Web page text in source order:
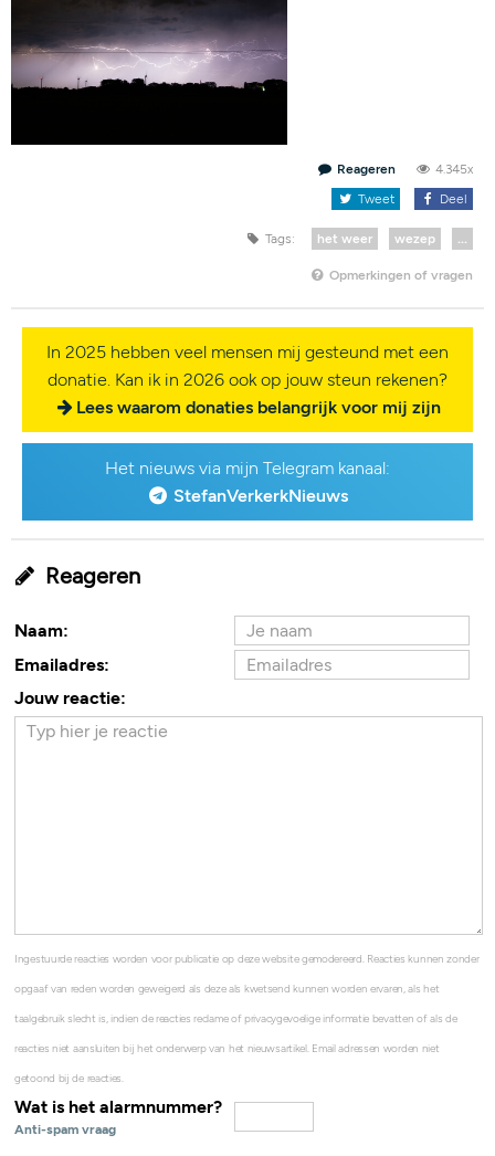
Reageren
4.345x
Tweet
Deel
Tags: het weer wezep ...
Opmerkingen of vragen
In 2025 hebben veel mensen mij gesteund met een
donatie. Kan ik in 2026 ook op jouw steun rekenen?
Lees waarom donaties belangrijk voor mij zijn
Het nieuws via mijn Telegram kanaal:
StefanVerkerkNieuws
Reageren
Naam:
Emailadres:
Jouw reactie:
Ingestuurde reacties worden voor publicatie op deze website gemodereerd. Reacties kunnen zonder
opgaaf van reden worden geweigerd als deze als kwetsend kunnen worden ervaren, als het
taalgebruik slecht is, indien de reacties reclame of privacygevoelige informatie bevatten of als de
reacties niet aansluiten bij het onderwerp van het nieuwsartikel. Email adressen worden niet
getoond bij de reacties.
Wat is het alarmnummer?
Anti-spam vraag